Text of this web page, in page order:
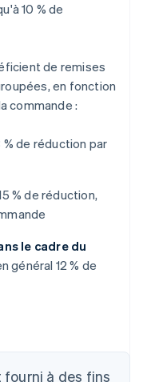
10 % de
de remises
en fonction
commande :
% de réduction par
% de réduction,
le cadre du
général 12 % de
à des fins